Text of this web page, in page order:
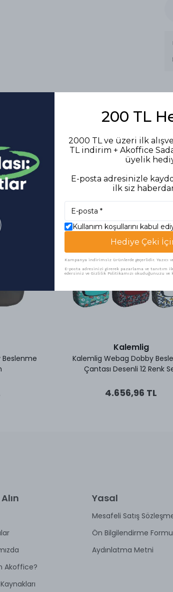
Benzer Ürünler
Kalemlig
Kalemlig Webag Dobby
Çantası Desenli 12 Renk
4.656,96 TL
Akoffice?
Yasal
Mesafeli Satış
Ön Bilgilendirme Formu
Aydınlatma Metni
200 TL
2000 TL ve üzeri ilk
TL indirim + Akoffice
üyelik
E-posta adresinizle
ilk siz
Kullanım koşullarını kabul
Hediye Çeki
Kampanya indirimsiz ürünlerde geçerlidir. Yazıcı
E-posta adresinizi girerek pazarlama ve tanıtım
edersiniz ve Gizlilik Politikamızı okuduğunuzu ve